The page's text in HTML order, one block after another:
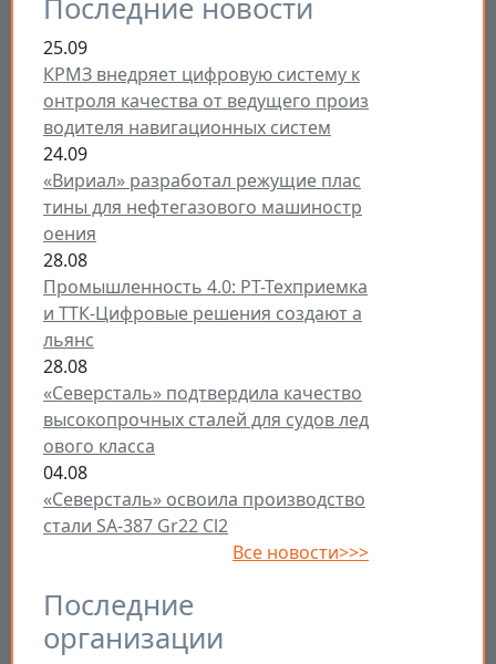
Последние новости
25.09
КРМЗ внедряет цифровую систему к
онтроля качества от ведущего произ
водителя навигационных систем
24.09
«Вириал» разработал режущие плас
тины для нефтегазового машиностр
оения
28.08
Промышленность 4.0: РТ-Техприемка
и ТТК-Цифровые решения создают а
льянс
28.08
«Северсталь» подтвердила качество
высокопрочных сталей для судов лед
ового класса
04.08
«Северсталь» освоила производство
стали SA-387 Gr22 Cl2
Все новости>>>
Последние
организации